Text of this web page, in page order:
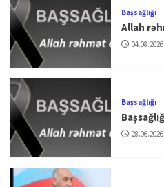
Başsağlığı
Allah
04.08.2026
Başsağlığı
28.06.2026